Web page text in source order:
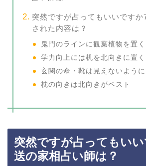
突然ですが占ってもいいですか
された内容は？
鬼門のラインに観葉植物を置く
学力向上には机を北向きに置く
玄関の傘・靴は見えないように
枕の向きは北向きがベスト
突然ですが占ってもい
送の家相占い師は？